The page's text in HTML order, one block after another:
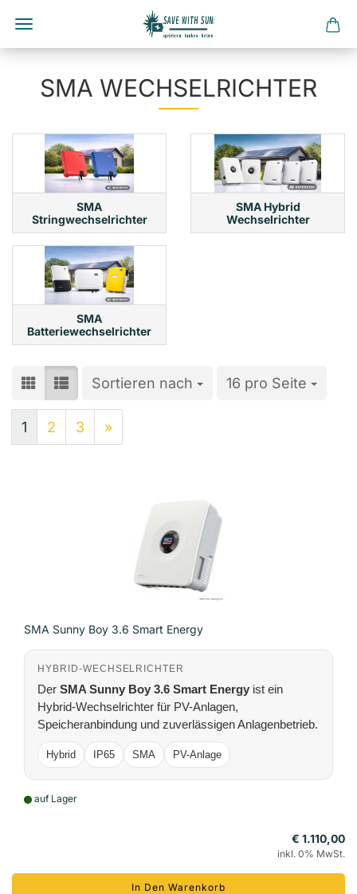
Direkt
HauptinhaltSMA WECHSELRICHTER
SMA
Stringwechselrichter
SMA Hybrid
Wechselrichter
SMA
Batteriewechselrichter
Sortieren nach
Sortieren nach 16 pro Seite
pro Seite
1 2 3 »
SMA Sunny Boy 3.6 Smart Energy
HYBRID-WECHSELRICHTER
Der SMA Sunny Boy 3.6 Smart Energy ist ein
Hybrid-Wechselrichter für PV-Anlagen,
Speicheranbindung und zuverlässigen Anlagenbetrieb.
Hybrid IP65 SMA PV-Anlage
auf Lager
€ 1.110,00
inkl. 0% MwSt.
In Den Warenkorb